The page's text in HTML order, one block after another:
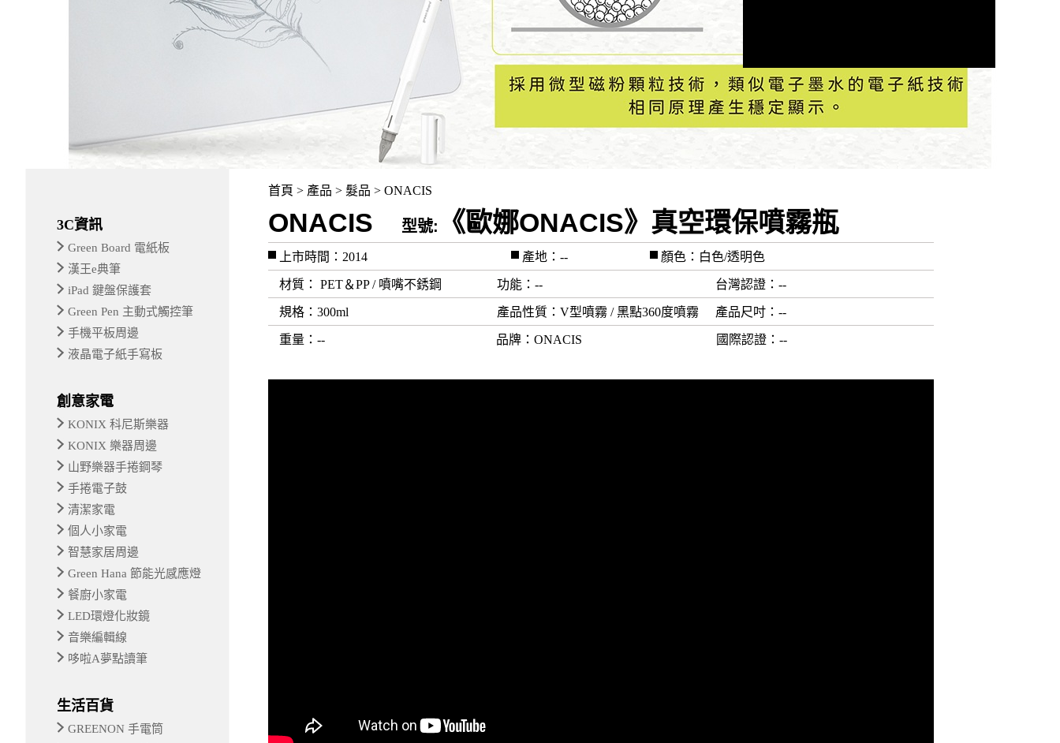
3C資訊
Green Board 電紙板
漢王e典筆
iPad 鍵盤保護套
Green Pen 主動式觸控筆
手機平板周邊
液晶電子紙手寫板
創意家電
KONIX 科尼斯樂器
KONIX 樂器周邊
山野樂器手捲鋼琴
手捲電子鼓
清潔家電
個人小家電
智慧家居周邊
Green Hana 節能光感應燈
餐廚小家電
LED環燈化妝鏡
音樂編輯線
哆啦A夢點讀筆
生活百貨
GREENON 手電筒
首頁 > 產品 > 髮品 > ONACIS
ONACIS 型號: 《歐娜ONACIS》真空環保噴霧瓶
上市時間：2014 產地：-- 顏色：白色/透明色
材質 ： PET＆PP / 噴嘴不銹鋼 功能 ：-- 台灣認證 ：--
規格 ：300ml 產品性質 ：V型噴霧 / 黑點360度噴霧 產品尺吋 ：--
重量 ：-- 品牌 ：ONACIS 國際認證 ：--